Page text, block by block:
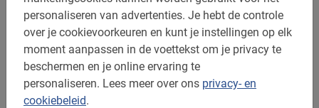
personaliseren van advertenties. Je hebt de controle
over je cookievoorkeuren en kunt je instellingen op elk
moment aanpassen in de voettekst om je privacy te
beschermen en je online ervaring te
personaliseren. Lees meer over ons privacy- en
cookiebeleid.
boekingsmenu. Je ontvangt de bevestiging direct per e-
mail.
Je stedentrip begint pas echt na de Milaan fietstour van
Baja Bikes!